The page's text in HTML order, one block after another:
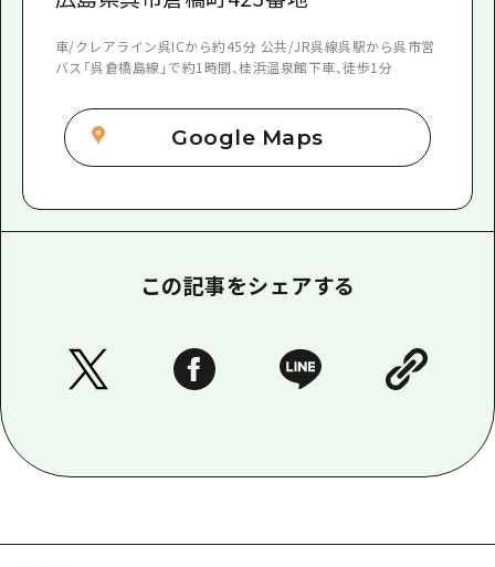
車/クレアライン呉ICから約45分 公共/JR呉線呉駅から呉市営
バス「呉倉橋島線」で約1時間、桂浜温泉館下車、徒歩1分
Google Maps
この記事をシェアする